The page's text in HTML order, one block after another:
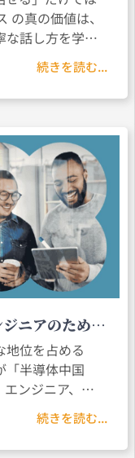
の真の価値は、
な話し方を学べ
ッショナルに
し方」や「礼儀
。
続きを読む...
ニアのための
地位を占める
「半導体中国
ンジニア、
ど、台湾または
たは協業したい
ミュニケーショ
続きを読む...